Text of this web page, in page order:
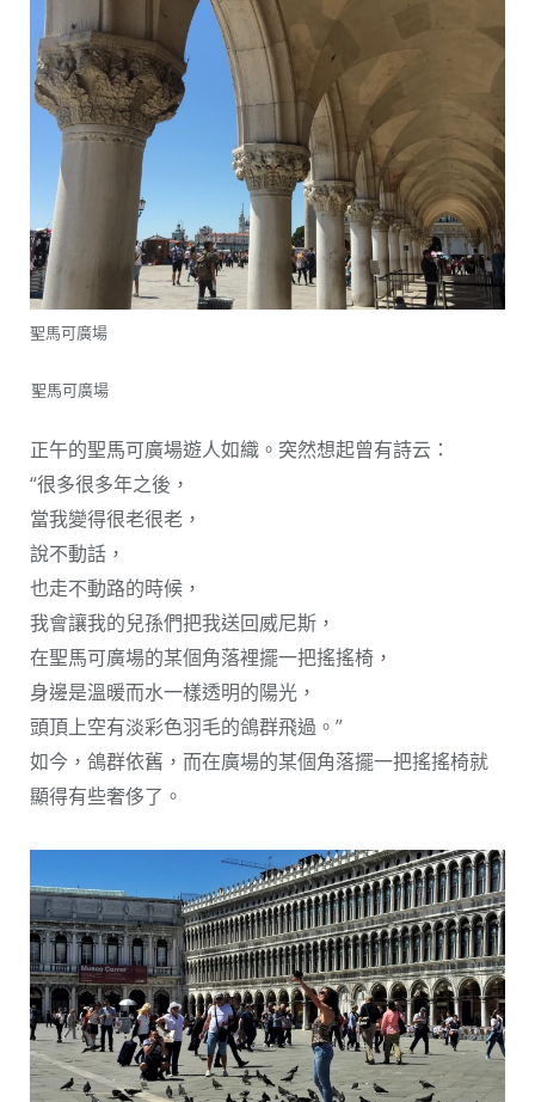
聖馬可廣場
聖馬可廣場
正午的聖馬可廣場遊人如織。突然想起曾有詩云：
“很多很多年之後，
當我變得很老很老，
說不動話，
也走不動路的時候，
我會讓我的兒孫們把我送回威尼斯，
在聖馬可廣場的某個角落裡擺一把搖搖椅，
身邊是溫暖而水一樣透明的陽光，
頭頂上空有淡彩色羽毛的鴿群飛過。”
如今，鴿群依舊，而在廣場的某個角落擺一把搖搖椅就
顯得有些奢侈了。